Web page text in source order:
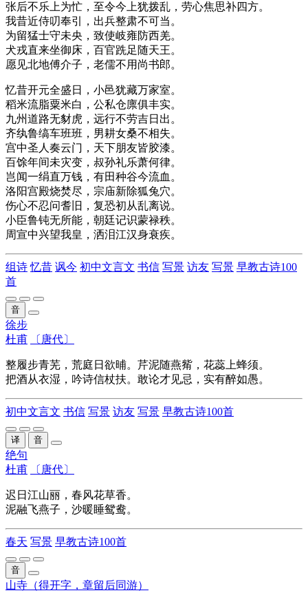
张后不乐上为忙，至令今上犹拨乱，劳心焦思补四方。
我昔近侍叨奉引，出兵整肃不可当。
为留猛士守未央，致使岐雍防西羌。
犬戎直来坐御床，百官跣足随天王。
愿见北地傅介子，老儒不用尚书郎。
忆昔开元全盛日，小邑犹藏万家室。
稻米流脂粟米白，公私仓廪俱丰实。
九州道路无豺虎，远行不劳吉日出。
齐纨鲁缟车班班，男耕女桑不相失。
宫中圣人奏云门，天下朋友皆胶漆。
百馀年间未灾变，叔孙礼乐萧何律。
岂闻一绢直万钱，有田种谷今流血。
洛阳宫殿烧焚尽，宗庙新除狐兔穴。
伤心不忍问耆旧，复恐初从乱离说。
小臣鲁钝无所能，朝廷记识蒙禄秩。
周宣中兴望我皇，洒泪江汉身衰疾。
组诗 忆昔 讽今 初中文言文 书信 写景 访友 写景 早教古诗100
首
音
徐步
杜甫
〔唐代〕
整履步青芜，荒庭日欲晡。芹泥随燕觜，花蕊上蜂须。
把酒从衣湿，吟诗信杖扶。敢论才见忌，实有醉如愚。
初中文言文 书信 写景 访友 写景 早教古诗100首
译 音
绝句
杜甫
〔唐代〕
迟日 江山丽，春风花草香。
泥融飞燕子，沙暖睡鸳鸯。
春天 写景 早教古诗100首
音
山寺（得开字，章留后同游）